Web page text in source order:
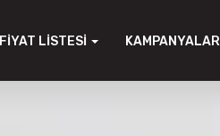
FIYAT LISTESI KAMPANYALAR